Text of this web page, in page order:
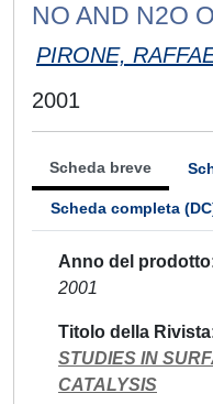
NO AND N2O
PIRONE,
2001
Scheda breve
Scheda completa
Anno del prodotto
2001
Titolo della Rivista
STUDIES IN
CATALYSIS